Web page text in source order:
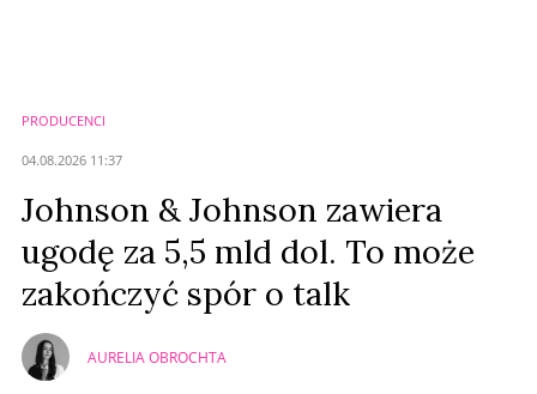
PRODUCENCI
04.08.2026 11:37
Johnson & Johnson zawiera
ugodę za 5,5 mld dol. To może
zakończyć spór o talk
AURELIA OBROCHTA